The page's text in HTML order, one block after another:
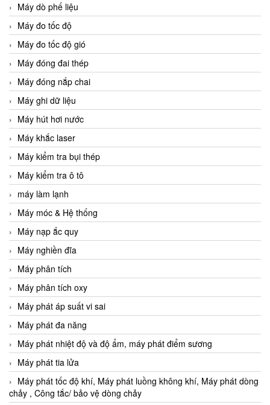
Máy dò phế liệu
Máy đo tốc độ
Máy đo tốc độ gió
Máy đóng đai thép
Máy đóng nắp chai
Máy ghi dữ liệu
Máy hút hơi nước
Máy khắc laser
Máy kiểm tra bụi thép
Máy kiểm tra ô tô
máy làm lạnh
Máy móc & Hệ thống
Máy nạp ắc quy
Máy nghiền đĩa
Máy phân tích
Máy phân tích oxy
Máy phát áp suất vi sai
Máy phát đa năng
Máy phát nhiệt độ và độ ẩm, máy phát điểm sương
Máy phát tia lửa
Máy phát tốc độ khí, Máy phát luồng không khí, Máy phát dòng
chảy , Công tắc/ bảo vệ dòng chảy